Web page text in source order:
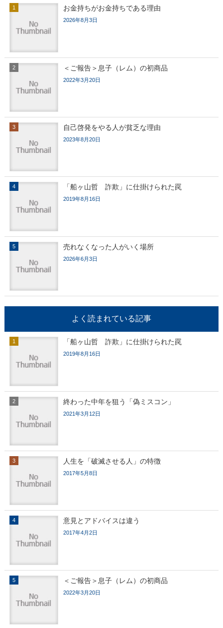
お金持ちがお金持ちである理由
2026年8月3日
＜ご報告＞息子（レム）の初商品
2022年3月20日
自己啓発をやる人が貧乏な理由
2023年8月20日
「船ヶ山哲 詐欺」に仕掛けられた罠
2019年8月16日
売れなくなった人がいく場所
2026年6月3日
よく読まれている記事
「船ヶ山哲 詐欺」に仕掛けられた罠
2019年8月16日
終わった中年を狙う「偽ミスコン」
2021年3月12日
人生を「破滅させる人」の特徴
2017年5月8日
意見とアドバイスは違う
2017年4月2日
＜ご報告＞息子（レム）の初商品
2022年3月20日